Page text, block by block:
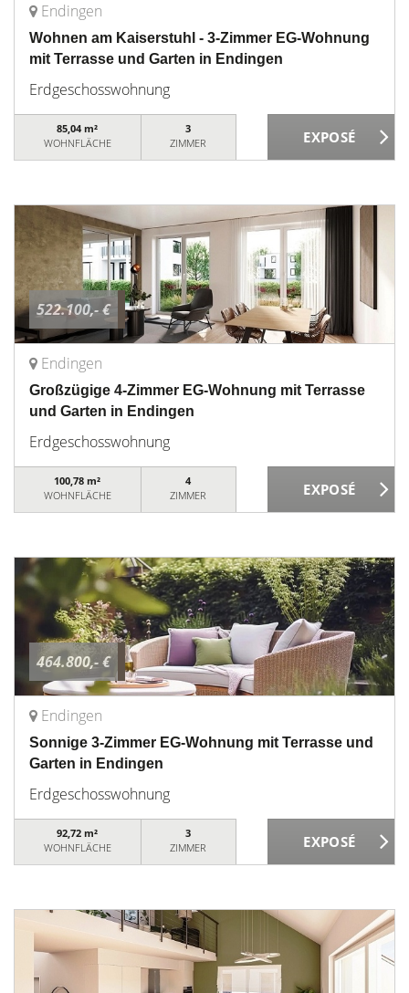
Endingen
Wohnen am Kaiserstuhl - 3-Zimmer EG-Wohnung
mit Terrasse und Garten in Endingen
Erdgeschosswohnung
85,04 m²
WOHNFLÄCHE
3
ZIMMER
522.100,- €
Endingen
Großzügige 4-Zimmer EG-Wohnung mit Terrasse
und Garten in Endingen
Erdgeschosswohnung
100,78 m²
WOHNFLÄCHE
4
ZIMMER
464.800,- €
Endingen
Sonnige 3-Zimmer EG-Wohnung mit Terrasse und
Garten in Endingen
Erdgeschosswohnung
92,72 m²
WOHNFLÄCHE
3
ZIMMER